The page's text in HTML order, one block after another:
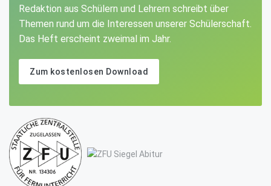
Redaktion aus Schülern und Lehrern schreibt über
Themen rund um die Interessen unserer Schülerschaft.
Das Heft erscheint zweimal im Jahr.
Zum kostenlosen Download